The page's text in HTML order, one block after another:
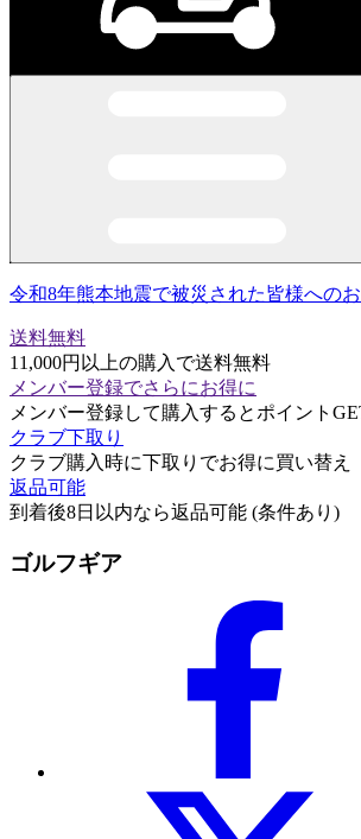
令和8年熊本地震で被災された皆様への
送料無料
11,000円以上の購入で送料無料
メンバー登録でさらにお得に
メンバー登録して購入するとポイント
クラブ下取り
クラブ購入時に下取りでお得に買い替え
返品可能
到着後8日以内なら返品可能 (条件あり)
ゴルフギア